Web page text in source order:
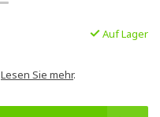
Auf Lager
Lesen Sie mehr.